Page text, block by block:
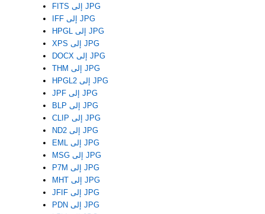
FITS إلى JPG
IFF إلى JPG
HPGL إلى JPG
XPS إلى JPG
DOCX إلى JPG
THM إلى JPG
HPGL2 إلى JPG
JPF إلى JPG
BLP إلى JPG
CLIP إلى JPG
ND2 إلى JPG
EML إلى JPG
MSG إلى JPG
P7M إلى JPG
MHT إلى JPG
JFIF إلى JPG
PDN إلى JPG